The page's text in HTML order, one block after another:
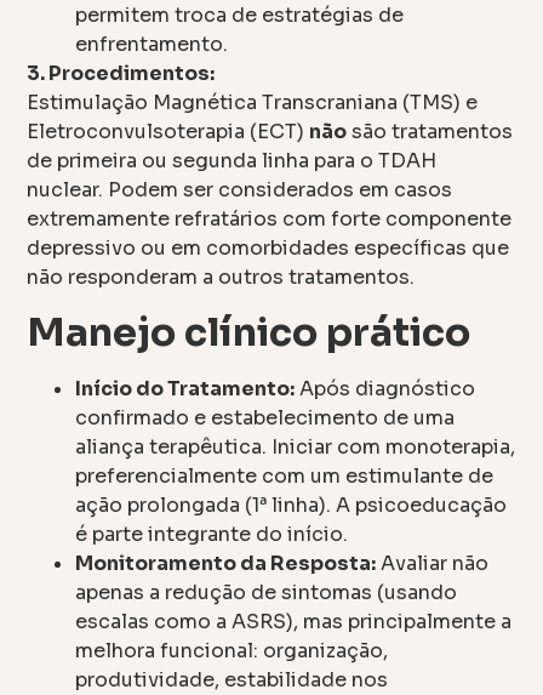
permitem troca de estratégias de
enfrentamento.
3. Procedimentos:
Estimulação Magnética Transcraniana (TMS) e
Eletroconvulsoterapia (ECT) nãosão tratamentos
de primeira ou segunda linha para o TDAH
nuclear. Podem ser considerados em casos
extremamente refratários com forte componente
depressivo ou em comorbidades específicas que
não responderam a outros tratamentos.
Manejo clínico prático
Início do Tratamento:Após diagnóstico
confirmado e estabelecimento de uma
aliança terapêutica. Iniciar com monoterapia,
preferencialmente com um estimulante de
ação prolongada (1ª linha). A psicoeducação
é parte integrante do início.
Monitoramento da Resposta:Avaliar não
apenas a redução de sintomas (usando
escalas como a ASRS), mas principalmente a
melhora funcional: organização,
produtividade, estabilidade nos